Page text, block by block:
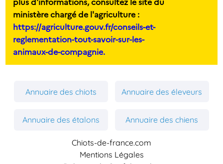
ministère chargé de l'agriculture :
https://agriculture.gouv.fr/conseils-et-
reglementation-tout-savoir-sur-les-
animaux-de-compagnie.
Annuaire des chiots Annuaire des éleveurs
Annuaire des étalons Annuaire des chiens
Chiots-de-france.com
Mentions Légales